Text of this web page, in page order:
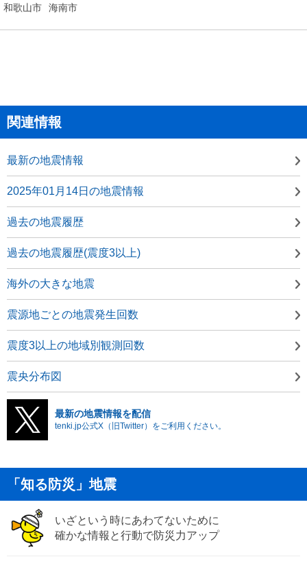
和歌山市 海南市
関連情報
最新の地震情報
2025年01月14日の地震情報
過去の地震履歴
過去の地震履歴(震度3以上)
海外の大きな地震
震源地ごとの地震発生回数
震度3以上の地域別観測回数
震央分布図
最新の地震情報を配信
tenki.jp公式X（旧Twitter）をご利用ください。
「知る防災」地震
いざという時にあわてないために
確かな情報と行動で防災力アップ